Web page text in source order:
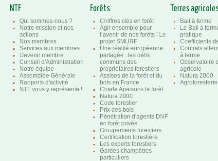
NTF
Qui sommes-nous ?
Notre mission et nos
actions
Nos membres
Services aux membres
Devenir membre
Conseil d'Administration
Notre équipe
Assemblée Générale
Rapports d'activité
NTF vous y représente !
Forêts
Chiffres clés en forêt
Agir ensemble pour
l’avenir de nos forêts ! Le
projet SMURF
Une réalité européenne
partagée : les défis
communs des
propriétaires forestiers
Assises de la forêt et du
bois en France
Charte Apaisons la forêt
Natura 2000
Code forestier
Prix des bois
Pénétration d'agents DNF
en forêt privée
Groupements forestiers
Certification forestière
Les experts forestiers
Gardes champêtres
particuliers
Terres
Bail à ferme
Le Bail à
pratique
Coefficients
Contrats
à ferme
Observatoire
agricole
Natura 2000